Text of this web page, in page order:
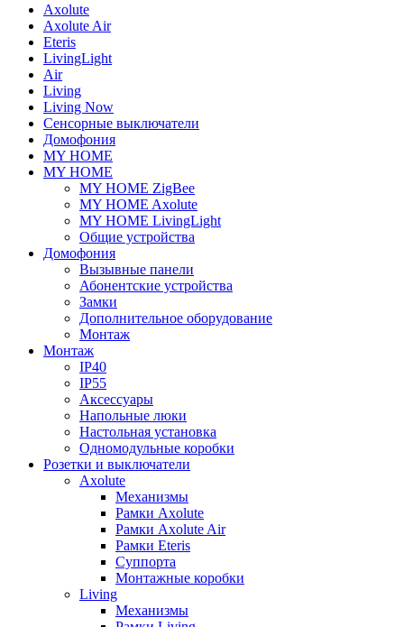
Axolute
Axolute Air
Eteris
LivingLight
Air
Living
Living Now
Сенсорные выключатели
Домофония
MY HOME
MY HOME
MY HOME ZigBee
MY HOME Axolute
MY HOME LivingLight
Общие устройства
Домофония
Вызывные панели
Абонентские устройства
Замки
Дополнительное оборудование
Монтаж
Монтаж
IP40
IP55
Аксессуары
Напольные люки
Настольная установка
Одномодульные коробки
Розетки и выключатели
Axolute
Механизмы
Рамки Axolute
Рамки Axolute Air
Рамки Eteris
Суппорта
Монтажные коробки
Living
Механизмы